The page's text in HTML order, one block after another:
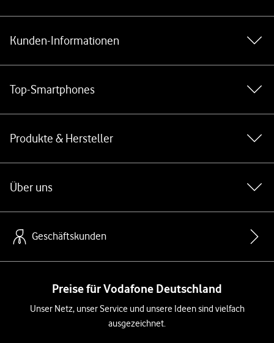
Kunden-Informationen
Top-Smartphones
Produkte & Hersteller
Über uns
Geschäftskunden
Preise für Vodafone Deutschland
Unser Netz, unser Service und unsere Ideen sind vielfach
ausgezeichnet.